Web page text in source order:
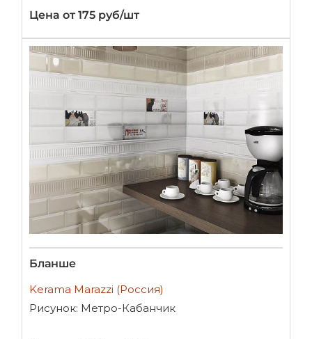
Цена от 175 руб/шт
Бланше
Kerama Marazzi (Россия)
Рисунок: Метро-Кабанчик